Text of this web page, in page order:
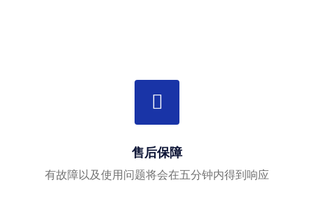
售后保障
有故障以及使用问题将会在五分钟内得到响应